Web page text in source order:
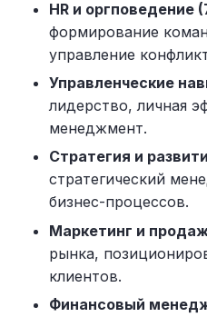
HR и оргповедение
формирование
управление
Управленческие
лидерство, личная
менеджмент.
Стратегия и
стратегический
бизнес-процессов.
Маркетинг и
рынка,
клиентов.
Финансовый